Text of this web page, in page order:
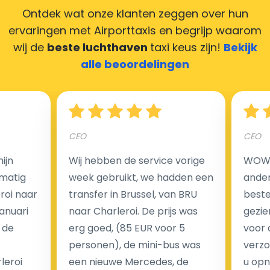
Hoeveel kost een luchthaven taxi transfer in
luchthaventaxi's is een vast tarief voor uw rit. In
tegenstelling tot traditionele taxi's met taxameter
brengen wij u geen extra kosten in rekening voor de
nachtrit.
We hebben geen ophaaltarief of extra kosten voor
wachttijd als uw vlucht vertraging heeft.
Kijk op onze website voor meer informatie over uw
Ontdek wat onze klanten zeggen over hun
ervaringen met Airporttaxis en begrijp waarom
wij de beste luchthaven taxi keus zijn! Bekijk
alle beoordelingen
naar
CEO
Wij hebben de service vorige
week gebruikt, we hadden een
transfer in Brussel, van BRU
naar Charleroi. De prijs was
erg goed, (85 EUR voor 5
personen), de mini-bus was
een nieuwe Mercedes, de
CEO
voor
u